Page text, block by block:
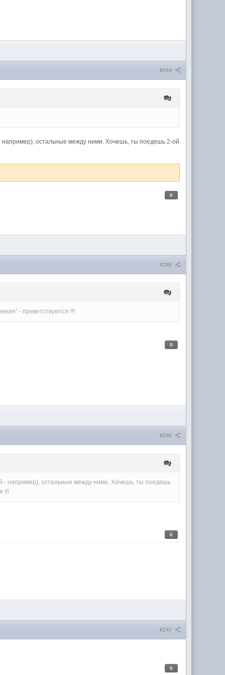
#244
например), остальные между ними. Хочешь, ты поедешь 2-ой
0
#245
- приветствуются !!!
0
#246
- например), остальные между ними. Хочешь, ты поедешь
!!!
0
#247
0